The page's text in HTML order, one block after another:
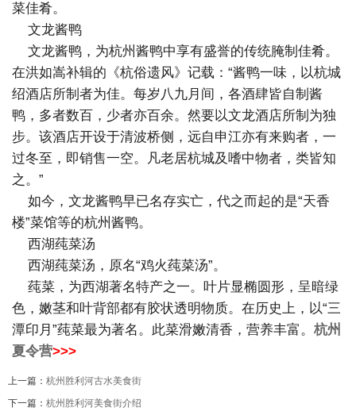
菜佳肴。
文龙酱鸭
文龙酱鸭，为杭州酱鸭中享有盛誉的传统腌制佳肴。
在洪如嵩补辑的《杭俗遗风》记载：“酱鸭一味，以杭城
绍酒店所制者为佳。每岁八九月间，各酒肆皆自制酱
鸭，多者数百，少者亦百余。然要以文龙酒店所制为独
步。该酒店开设于清波桥侧，远自申江亦有来购者，一
过冬至，即销售一空。凡老居杭城及嗜中物者，类皆知
之。”
如今，文龙酱鸭早已名存实亡，代之而起的是“天香
楼”菜馆等的杭州酱鸭。
西湖莼菜汤
西湖莼菜汤，原名“鸡火莼菜汤”。
莼菜，为西湖著名特产之一。叶片显椭圆形，呈暗绿
色，嫩茎和叶背部都有胶状透明物质。在历史上，以“三
潭印月”莼菜最为著名。此菜滑嫩清香，营养丰富。 杭州
夏令营>>>
上一篇： 杭州胜利河古水美食街
下一篇： 杭州胜利河美食街介绍